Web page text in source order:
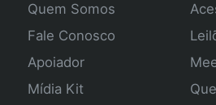
Quem Somos
Fale Conosco
Apoiador
Mídia Kit